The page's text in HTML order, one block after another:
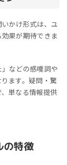
いかけ形式は、ユ
果が期待できま
などの感嘆詞や
ます。疑問・驚
単なる情報提供
の特徴